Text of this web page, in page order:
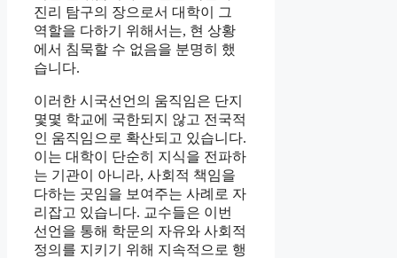
진리 탐구의 장으로서 대학이 그
역할을 다하기 위해서는, 현 상황
에서 침묵할 수 없음을 분명히 했
습니다.
이러한 시국선언의 움직임은 단지
몇몇 학교에 국한되지 않고 전국적
인 움직임으로 확산되고 있습니다.
이는 대학이 단순히 지식을 전파하
는 기관이 아니라, 사회적 책임을
다하는 곳임을 보여주는 사례로 자
리잡고 있습니다. 교수들은 이번
선언을 통해 학문의 자유와 사회적
정의를 지키기 위해 지속적으로 행